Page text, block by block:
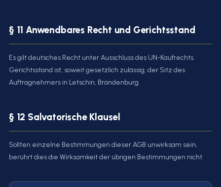
§ 11 Anwendbares Recht und Gerichtsstand
Es gilt deutsches Recht unter Ausschluss des UN-Kaufrechts.
Gerichtsstand ist, soweit gesetzlich zulässig, der Sitz des
Auftragnehmers in Letschin, Brandenburg.
§ 12 Salvatorische Klausel
Sollten einzelne Bestimmungen dieser AGB unwirksam sein,
berührt dies die Wirksamkeit der übrigen Bestimmungen nicht.